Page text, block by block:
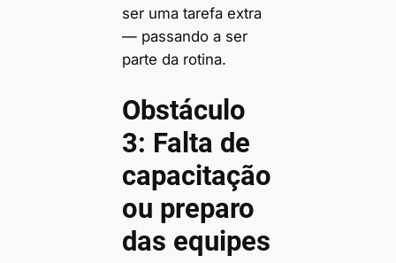
ser uma tarefa extra
— passando a ser
parte da rotina.
Obstáculo
3: Falta de
capacitação
ou preparo
das equipes